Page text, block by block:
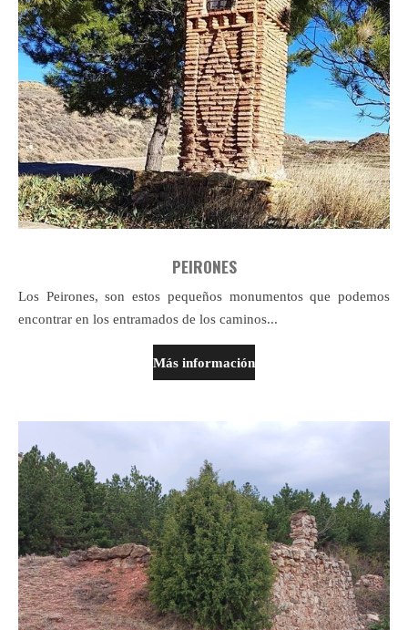
PEIRONES
Los Peirones, son estos pequeños monumentos que podemos
encontrar en los entramados de los caminos...
Más información